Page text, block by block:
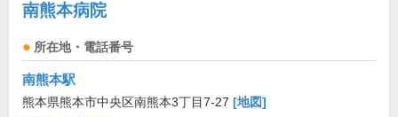
南熊本病院
所在地・電話番号
南熊本駅
熊本県熊本市中央区南熊本3丁目7-27 [地図]